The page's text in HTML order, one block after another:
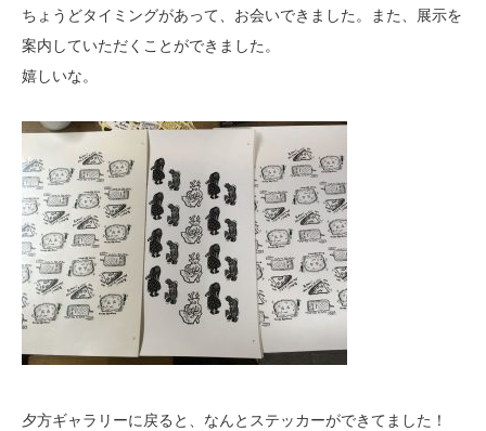
ちょうどタイミングがあって、お会いできました。また、展示を
案内していただくことができました。
嬉しいな。
夕方ギャラリーに戻ると、なんとステッカーができてました！